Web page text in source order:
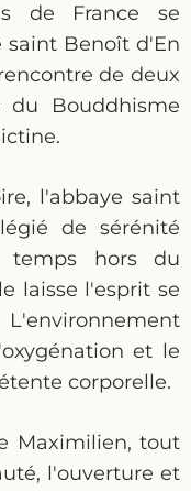
de France se
saint Benoît d'En
de deux
du Bouddhisme
l'abbaye saint
de sérénité
temps hors du
laisse l'esprit se
et le
corporelle.
Maximilien, tout
l'ouverture et